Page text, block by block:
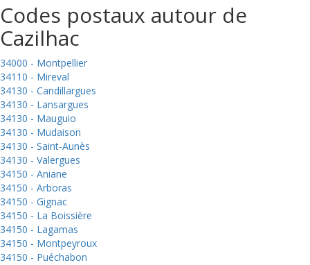
Codes postaux autour de
Cazilhac
34000 - Montpellier
34110 - Mireval
34130 - Candillargues
34130 - Lansargues
34130 - Mauguio
34130 - Mudaison
34130 - Saint-Aunès
34130 - Valergues
34150 - Aniane
34150 - Arboras
34150 - Gignac
34150 - La Boissière
34150 - Lagamas
34150 - Montpeyroux
34150 - Puéchabon